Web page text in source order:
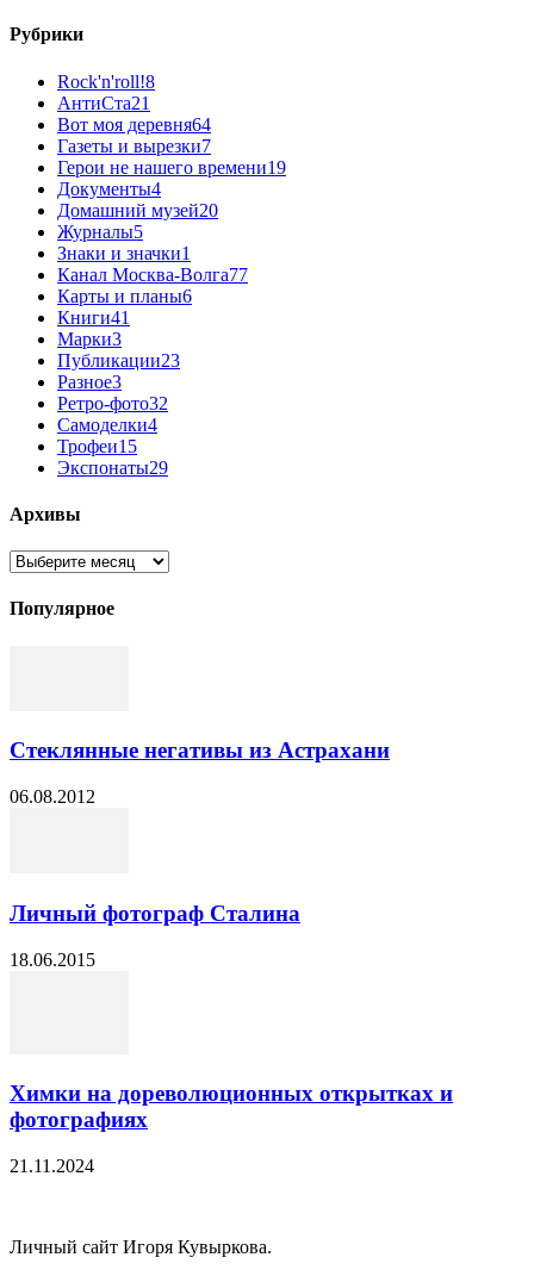
Рубрики
Rock'n'roll!8
АнтиСта21
Вот моя деревня64
Газеты и вырезки7
Герои не нашего времени19
Документы4
Домашний музей20
Журналы5
Знаки и значки1
Канал Москва-Волга77
Карты и планы6
Книги41
Марки3
Публикации23
Разное3
Ретро-фото32
Самоделки4
Трофеи15
Экспонаты29
Архивы
Архивы
Популярное
Стеклянные негативы из Астрахани
06.08.2012
Личный фотограф Сталина
18.06.2015
Химки на дореволюционных открытках и
фотографиях
21.11.2024
Личный сайт Игоря Кувыркова.